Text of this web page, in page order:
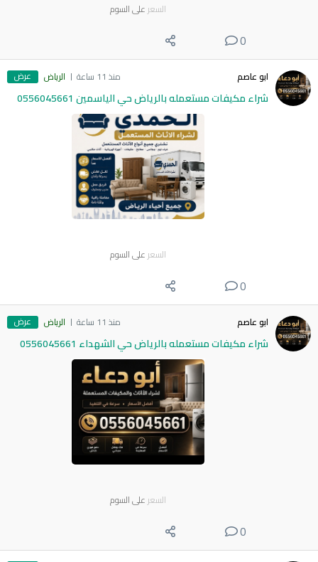
السعر على السوم
0
ابو عاصم منذ 11 ساعة الرياض عرض
شراء مكيفات مستعمله بالرياض حي الياسمين 0556045661
السعر على السوم
0
ابو عاصم منذ 11 ساعة الرياض عرض
شراء مكيفات مستعمله بالرياض حي الشهداء 0556045661
السعر على السوم
0